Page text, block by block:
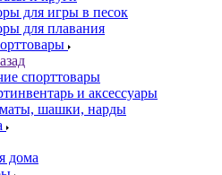
для игры в песок
для плавания
спорттовары
и аксессуары
шашки, нарды
дома